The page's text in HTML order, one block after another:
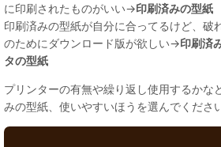
に印刷されたものがいい→印刷済みの型紙
印刷済みの型紙が自分に合ってるけど、破
のためにダウンロード版が欲しい→印刷済
タの型紙
プリンターの有無や繰り返し使用するかな
みの型紙、使いやすいほうを選んでくださ